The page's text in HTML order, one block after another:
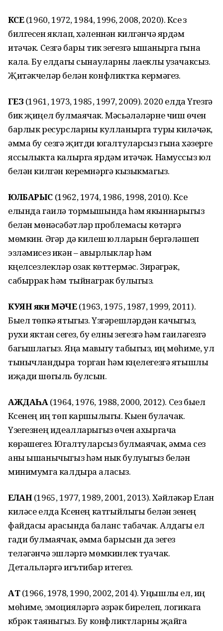
КҮСЕ(1960, 1972, 1984, 1996, 2008, 2020). Күсе үз
билгесен яклап, хәленнән килгәнчә ярдәм
итәчәк. Сезгә бары тик үзегезгә ышанырга гына
кала. Бу елдагы сынауларны лаеклы узачаксыз.
Җитәкчеләр белән конфликтка кермәгез.
ҮГЕЗ (1961, 1973, 1985, 1997, 2009). 2020 елда Үгезгә
бик җиңел булмаячак. Мәсьәләләрне чишү өчен
барлык ресурсларны кулланырга туры киләчәк,
әмма бу сезгә җитди югалтуларсыз гына хәзерге
яссылыкта калырга ярдәм итәчәк. Намуссыз юл
белән килгән керемнәргә кызыкмагыз.
ЮЛБАРЫС (1962, 1974, 1986, 1998, 2010). Күсе
елында гаилә тормышында һәм якыннарыгыз
белән мөнәсәбәтләр проблемасы көтәргә
мөмкин. Әгәр дә килешү юлларын бергәләшеп
эзләмисез икән – авырлыклар һәм
күңелсезлекләр озак көттермәс. Зирәгрәк,
сабыррак һәм тыйнаграк булыгыз.
КУЯН яки МӘЧЕ(1963, 1975, 1987, 1999, 2011).
Быел төпкә ятыгыз. Үзгәрешләрдән качыгыз,
рухи яктан үсегез, бу елны үзегезгә һәм гаиләгезгә
багышлагыз. Яңа мавыгу табыгыз, иң мөһиме, ул
тынычландыра торган һәм күңелегезгә ятышлы
иҗади шөгыль булсын.
АЖДАҺА(1964, 1976, 1988, 2000, 2012). Сез быел
Күсенең иң төп каршылыгы. Кыен булачак.
Үзегезнең идеалларыгыз өчен ахыргача
көрәшегез. Югалтуларсыз булмаячак, әмма сез
аны ышанычыгыз һәм нык булуыгыз белән
минимумга калдыра аласыз.
ЕЛАН(1965, 1977, 1989, 2001, 2013). Хәйләкәр Елан
киләсе елда Күсенең катгыйлыгы белән үзенең
файдасы арасында баланс табачак. Алдагы ел
гади булмаячак, әмма барысын да үзегез
теләгәнчә эшләргә мөмкинлек туачак.
Детальләргә игътибар итегез.
АТ(1966, 1978, 1990, 2002, 2014). Уңышлы ел, иң
мөһиме, эмоцияләргә әзрәк бирелеп, логикага
күбрәк таяныгыз. Бу конфликтларны җайга